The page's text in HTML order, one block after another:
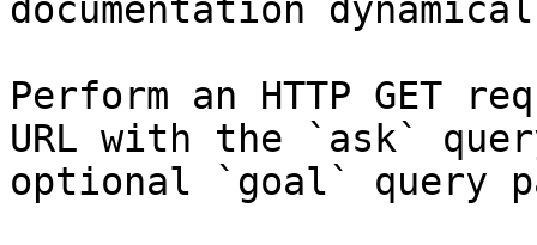
documentation
Perform an HTTP GET
URL with the `ask`
optional `goal` query